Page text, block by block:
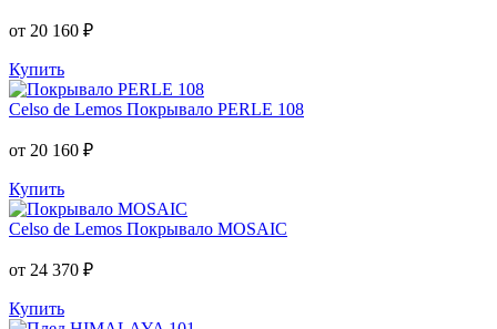
от 20 160 ₽
Купить
Celso de Lemos Покрывало PERLE 108
от 20 160 ₽
Купить
Celso de Lemos Покрывало MOSAIC
от 24 370 ₽
Купить